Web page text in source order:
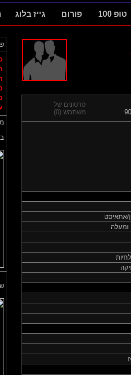
טופ 100 פורום גייז בלוג
סרטונים של
משתמש (0)
אתאיסט
ומעלה